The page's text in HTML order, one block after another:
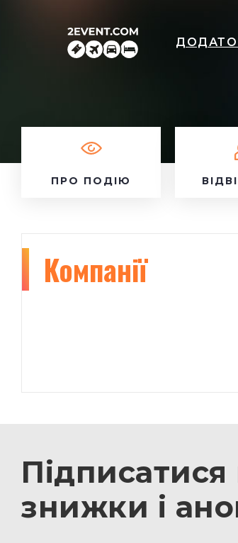
ПРО ПОДІЮ
Компанії
Підписатися
знижки і